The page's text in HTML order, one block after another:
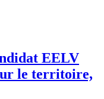
EELV
le territoire,